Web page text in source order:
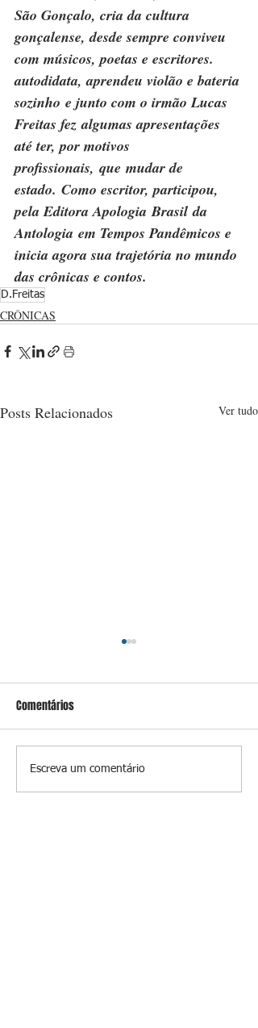
São Gonçalo, cria da cultura
gonçalense, desde sempre conviveu
com músicos, poetas e escritores.
autodidata, aprendeu violão e bateria
sozinho e junto com o irmão Lucas
Freitas fez algumas apresentações
até ter, por motivos
profissionais, que mudar de
estado. Como escritor, participou,
pela Editora Apologia Brasil da
Antologia em Tempos Pandêmicos e
inicia agora sua trajetória no mundo
das crônicas e contos.
D.Freitas
CRÔNICAS
Posts Relacionados Ver tudo
Conceição
Comentários
Escreva um comentário